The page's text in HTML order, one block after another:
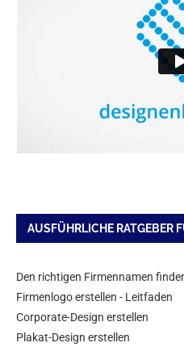
AUSFÜHRLICHE RATGEBER
Den richtigen Firmennamen
Firmenlogo erstellen - Leitfaden
Corporate-Design erstellen
Plakat-Design erstellen